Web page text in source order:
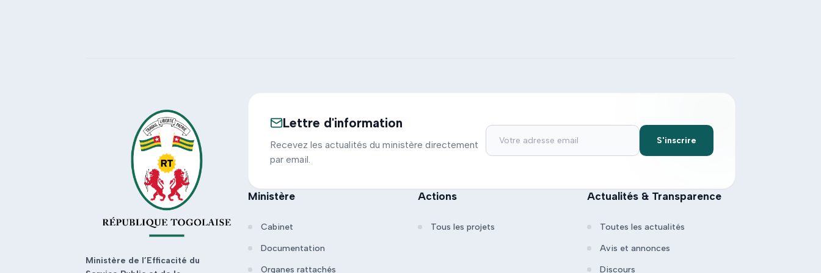
Ministère de l’Efficacité du
Lettre d'information
Recevez les actualités du ministère directement
par email.
S'inscrire
Ministère
Cabinet
Documentation
Organes rattachés
Actions
Tous les projets
Actualités & Transparence
Toutes les actualités
Avis et annonces
Discours